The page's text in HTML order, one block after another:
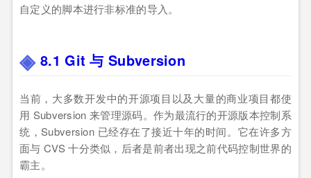
自定义的脚本进行非标准的导入。
8.1 Git 与 Subversion
当前，大多数开发中的开源项目以及大量的商业项目都使
用 Subversion 来管理源码。作为最流行的开源版本控制系
统，Subversion 已经存在了接近十年的时间。它在许多方
面与 CVS 十分类似，后者是前者出现之前代码控制世界的
霸主。